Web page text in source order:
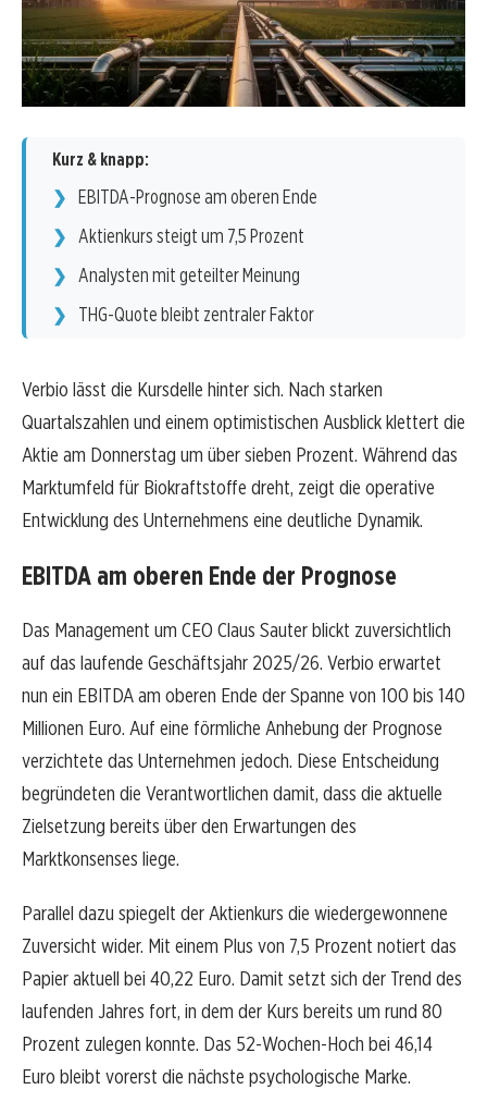
Kurz & knapp:
EBITDA-Prognose am oberen Ende
Aktienkurs steigt um 7,5 Prozent
Analysten mit geteilter Meinung
THG-Quote bleibt zentraler Faktor
Verbio lässt die Kursdelle hinter sich. Nach starken
Quartalszahlen und einem optimistischen Ausblick klettert die
Aktie am Donnerstag um über sieben Prozent. Während das
Marktumfeld für Biokraftstoffe dreht, zeigt die operative
Entwicklung des Unternehmens eine deutliche Dynamik.
EBITDA am oberen Ende der Prognose
Das Management um CEO Claus Sauter blickt zuversichtlich
auf das laufende Geschäftsjahr 2025/26. Verbio erwartet
nun ein EBITDA am oberen Ende der Spanne von 100 bis 140
Millionen Euro. Auf eine förmliche Anhebung der Prognose
verzichtete das Unternehmen jedoch. Diese Entscheidung
begründeten die Verantwortlichen damit, dass die aktuelle
Zielsetzung bereits über den Erwartungen des
Marktkonsenses liege.
Parallel dazu spiegelt der Aktienkurs die wiedergewonnene
Zuversicht wider. Mit einem Plus von 7,5 Prozent notiert das
Papier aktuell bei 40,22 Euro. Damit setzt sich der Trend des
laufenden Jahres fort, in dem der Kurs bereits um rund 80
Prozent zulegen konnte. Das 52-Wochen-Hoch bei 46,14
Euro bleibt vorerst die nächste psychologische Marke.